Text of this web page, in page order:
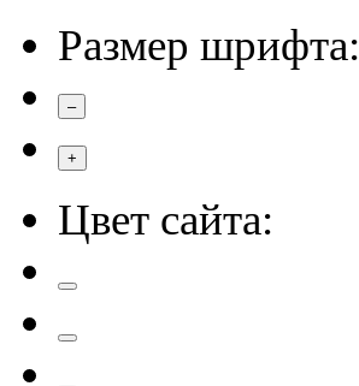
Размер шрифта:
–
+
Цвет сайта: